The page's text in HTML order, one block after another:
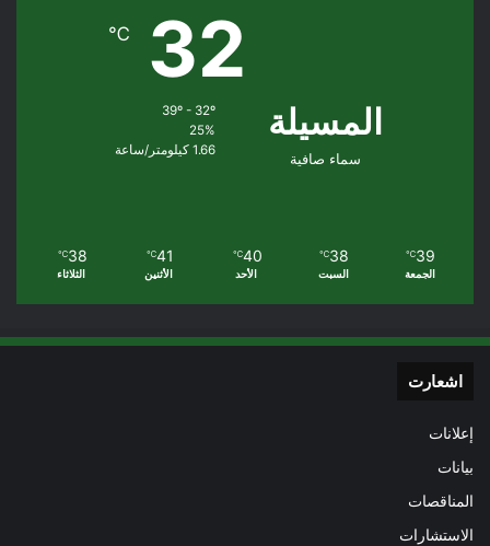
المسيلة
سماء صافية
32
℃
39º - 32º
25%
1.66 كيلومتر/ساعة
39
℃
الجمعة
38
℃
السبت
40
℃
الأحد
41
℃
الأثنين
38
℃
الثلاثاء
اشعارت
إعلانات
بيانات
المناقصات
الاستشارات